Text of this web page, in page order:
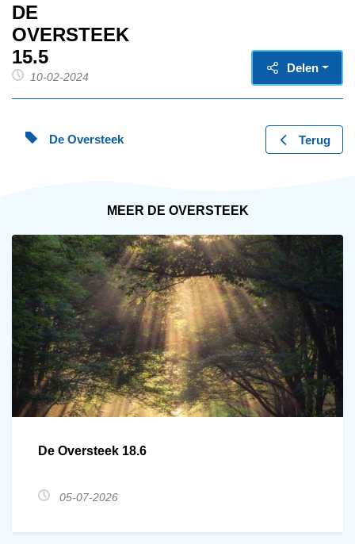
DE
OVERSTEEK
15.5
10-02-2024
Delen
De Oversteek Terug
MEER DE OVERSTEEK
De Oversteek 18.6
05-07-2026